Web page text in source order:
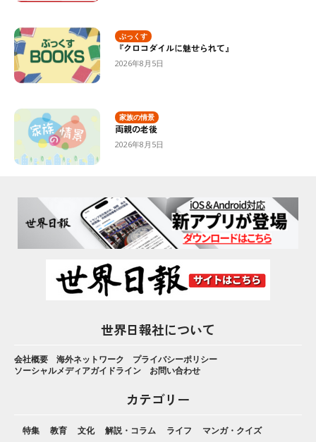
ぶっくす
『クロコダイルに魅せられて』
2026年8月5日
家族の情景
両親の老後
2026年8月5日
世界日報社について
会社概要 海外ネットワーク
プライバシーポリシー
ソーシャルメディアガイドライン
お問い合わせ
カテゴリー
特集 教育 文化 解説・コラム ライフ マンガ・クイズ